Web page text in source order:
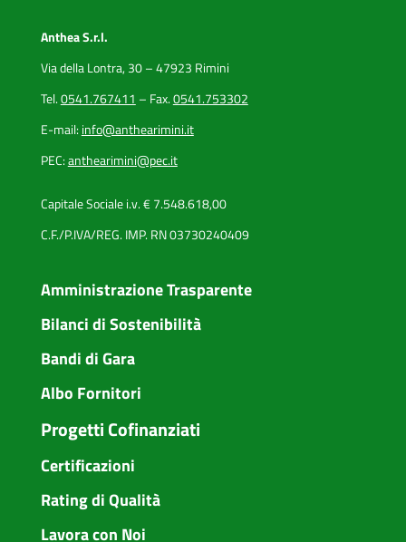
Anthea S.r.l.
Via della Lontra, 30 – 47923 Rimini
Tel.0541.767411 – Fax.0541.753302
E-mail: info@anthearimini.it
PEC:anthearimini@pec.it
Capitale Sociale i.v. € 7.548.618,00
C.F./P.IVA/REG. IMP. RN 03730240409
Amministrazione Trasparente
Bilanci di Sostenibilità
Bandi di Gara
Albo Fornitori
Progetti Cofinanziati
Certificazioni
Rating di Qualità
Lavora con Noi